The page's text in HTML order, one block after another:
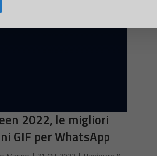
2022, le migliori
GIF per WhatsApp